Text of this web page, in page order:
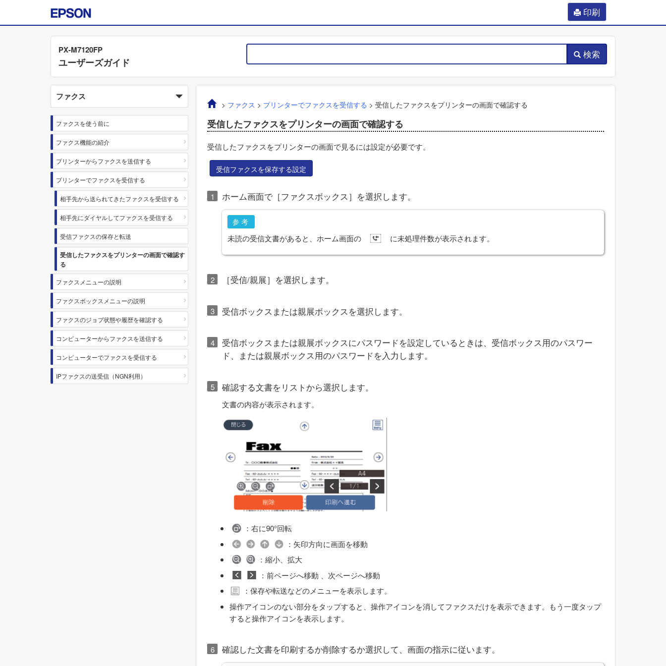
印刷
PX-M7120FP
ユーザーズガイド
検索
ファクス
ファクスを使う前に
ファクス機能の紹介
プリンターからファクスを送信する
プリンターでファクスを受信する
相手先から送られてきたファクスを受信する
相手先にダイヤルしてファクスを受信する
受信ファクスの保存と転送
受信したファクスをプリンターの画面で確認す
る
ファクスメニューの説明
ファクスボックスメニューの説明
ファクスのジョブ状態や履歴を確認する
コンピューターからファクスを送信する
コンピューターでファクスを受信する
IPファクスの送受信（NGN利用）
> ファクス > プリンターでファクスを受信する > 受信したファクスをプリンターの画面で確認する
受信したファクスをプリンターの画面で確認する
受信したファクスをプリンターの画面で見るには設定が必要です。
受信ファクスを保存する設定
ホーム画面で［ファクスボックス］を選択します。
参考
未読の受信文書があると、ホーム画面の に未処理件数が表示されます。
［受信/親展］を選択します。
受信ボックスまたは親展ボックスを選択します。
受信ボックスまたは親展ボックスにパスワードを設定しているときは、受信ボックス用のパスワー
ド、または親展ボックス用のパスワードを入力します。
確認する文書をリストから選択します。
文書の内容が表示されます。
：右に90°回転
：矢印方向に画面を移動
：縮小、拡大
：前ページへ移動 、次ページへ移動
：保存や転送などのメニューを表示します。
操作アイコンのない部分をタップすると、操作アイコンを消してファクスだけを表示できます。もう一度タップ
すると操作アイコンを表示します。
確認した文書を印刷するか削除するか選択して、画面の指示に従います。